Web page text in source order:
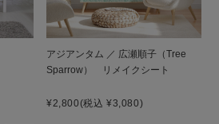
アジアンタム ／ 広瀬順子（Tree
Sparrow） リメイクシート
¥2,800(税込 ¥3,080)